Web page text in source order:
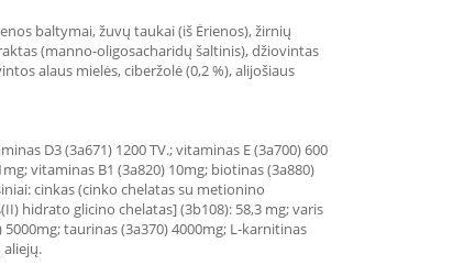
baltymai, žuvų taukai (iš Ėrienos), žirnių
(manno-oligosacharidų šaltinis), džiovintas
alaus mielės, ciberžolė (0,2 %), alijošiaus
D3 (3a671) 1200 TV.; vitaminas E (3a700) 600
vitaminas B1 (3a820) 10mg; biotinas (3a880)
cinkas (cinko chelatas su metionino
hidrato glicino chelatas] (3b108): 58,3 mg; varis
taurinas (3a370) 4000mg; L-karnitinas